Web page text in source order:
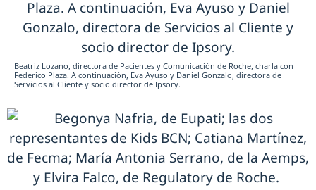
Beatriz Lozano, directora de Pacientes y Comunicación de Roche, charla con
Federico Plaza. A continuación, Eva Ayuso y Daniel Gonzalo, directora de
Servicios al Cliente y socio director de Ipsory.